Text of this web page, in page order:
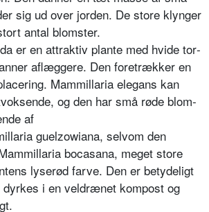
sig ud over jorden. De sto­re klynger
antal blomster.
er en attrak­tiv plante med hvide tor­
af­læggere. Den foretrækker en
Mammillaria elegans kan
og den har små røde blom­
af
guelzowia­na, selvom den
bocasana, meget store
lyserød farve. Den er betydeligt
i en veldrænet kompost og